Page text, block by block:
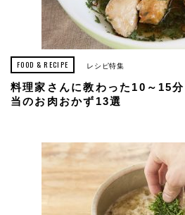
FOOD & RECIPE レシピ特集
料理家さんに教わった10～15
当のお肉おかず13選